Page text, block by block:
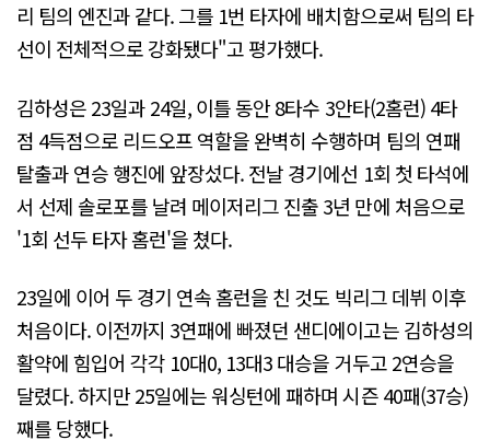
리 팀의 엔진과 같다. 그를 1번 타자에 배치함으로써 팀의 타
선이 전체적으로 강화됐다"고 평가했다.
김하성은 23일과 24일, 이틀 동안 8타수 3안타(2홈런) 4타
점 4득점으로 리드오프 역할을 완벽히 수행하며 팀의 연패
탈출과 연승 행진에 앞장섰다. 전날 경기에선 1회 첫 타석에
서 선제 솔로포를 날려 메이저리그 진출 3년 만에 처음으로
'1회 선두 타자 홈런'을 쳤다.
23일에 이어 두 경기 연속 홈런을 친 것도 빅리그 데뷔 이후
처음이다. 이전까지 3연패에 빠졌던 샌디에이고는 김하성의
활약에 힘입어 각각 10대0, 13대3 대승을 거두고 2연승을
달렸다. 하지만 25일에는 워싱턴에 패하며 시즌 40패(37승)
째를 당했다.